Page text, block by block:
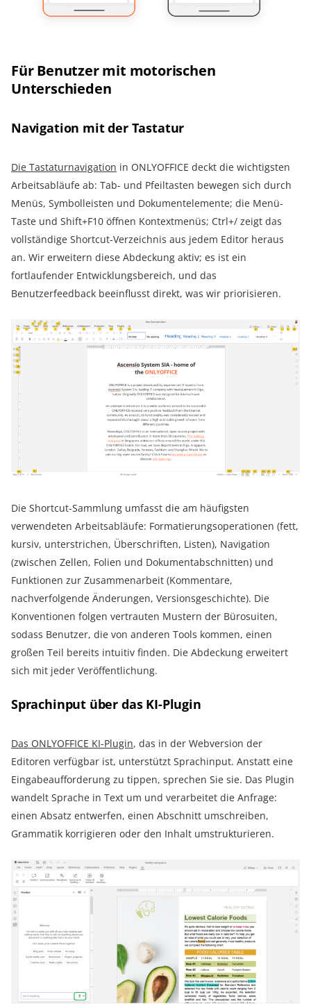
Für Benutzer mit motorischen
Unterschieden
Navigation mit der Tastatur
Die Tastaturnavigation in ONLYOFFICE deckt die wichtigsten
Arbeitsabläufe ab: Tab- und Pfeiltasten bewegen sich durch
Menüs, Symbolleisten und Dokumentelemente; die Menü-
Taste und Shift+F10 öffnen Kontextmenüs; Ctrl+/ zeigt das
vollständige Shortcut-Verzeichnis aus jedem Editor heraus
an. Wir erweitern diese Abdeckung aktiv; es ist ein
fortlaufender Entwicklungsbereich, und das
Benutzerfeedback beeinflusst direkt, was wir priorisieren.
Die Shortcut-Sammlung umfasst die am häufigsten
verwendeten Arbeitsabläufe: Formatierungsoperationen (fett,
kursiv, unterstrichen, Überschriften, Listen), Navigation
(zwischen Zellen, Folien und Dokumentabschnitten) und
Funktionen zur Zusammenarbeit (Kommentare,
nachverfolgende Änderungen, Versionsgeschichte). Die
Konventionen folgen vertrauten Mustern der Bürosuiten,
sodass Benutzer, die von anderen Tools kommen, einen
großen Teil bereits intuitiv finden. Die Abdeckung erweitert
sich mit jeder Veröffentlichung.
Sprachinput über das KI-Plugin
Das ONLYOFFICE KI-Plugin, das in der Webversion der
Editoren verfügbar ist, unterstützt Sprachinput. Anstatt eine
Eingabeaufforderung zu tippen, sprechen Sie sie. Das Plugin
wandelt Sprache in Text um und verarbeitet die Anfrage:
einen Absatz entwerfen, einen Abschnitt umschreiben,
Grammatik korrigieren oder den Inhalt umstrukturieren.